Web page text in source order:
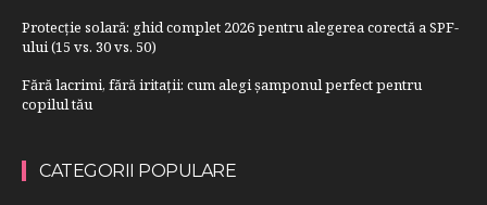
Protecție solară: ghid complet 2026 pentru alegerea corectă a SPF-
ului (15 vs. 30 vs. 50)
Fără lacrimi, fără iritații: cum alegi șamponul perfect pentru
copilul tău
CATEGORII POPULARE